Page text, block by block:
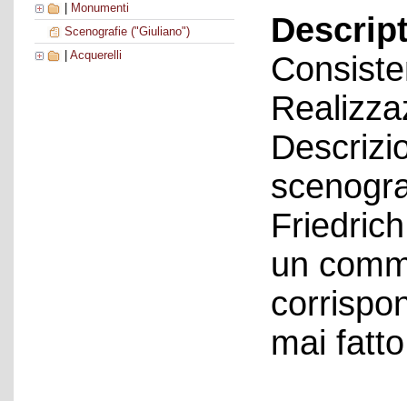
Monumenti
Scenografie ("Giuliano")
Acquerelli
un
mai